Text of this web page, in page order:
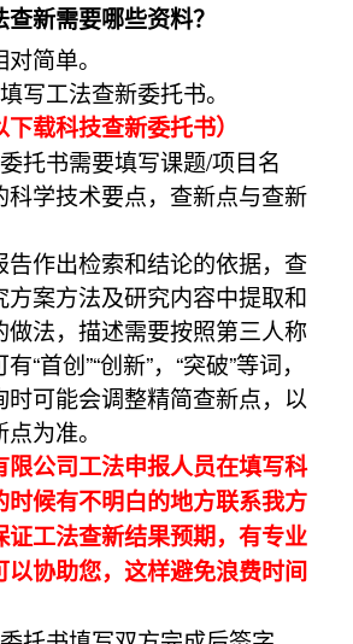
新需要哪些资料？
简单。
写工法查新委托书。
下载科技查新委托书）
委托书需要填写课题/项目名
科学技术要点，查新点与查新
告作出检索和结论的依据，查
案方法及研究内容中提取和
做法，描述需要按照第三人称
“首创”“创新”，“突破”等词，
可能会调整精简查新点，以
为准。
限公司工法申报人员在填写科
时候有不明白的地方联系我方
证工法查新结果预期，有专业
以协助您，这样避免浪费时间